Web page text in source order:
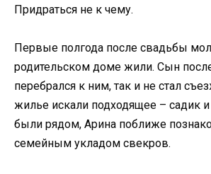
Придраться не к чему.
Первые полгода после свадьбы
родительском доме жили. Сын
перебрался к ним, так и не стал
жилье искали подходящее – садик
были рядом, Арина поближе
семейным укладом свекров.